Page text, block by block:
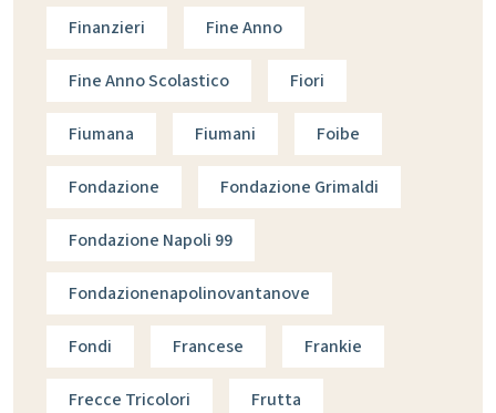
Finanzieri Fine Anno
Fine Anno Scolastico Fiori
Fiumana Fiumani Foibe
Fondazione Fondazione Grimaldi
Fondazione Napoli 99
Fondazionenapolinovantanove
Fondi Francese Frankie
Frecce Tricolori Frutta